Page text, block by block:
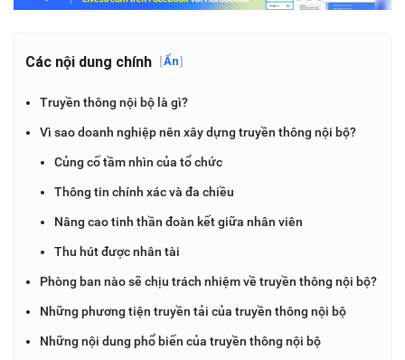
Các nội dung chính [Ẩn]
Truyền thông nội bộ là gì?
Vì sao doanh nghiệp nên xây dựng truyền thông nội bộ?
Củng cố tầm nhìn của tổ chức
Thông tin chính xác và đa chiều
Nâng cao tinh thần đoàn kết giữa nhân viên
Thu hút được nhân tài
Phòng ban nào sẽ chịu trách nhiệm về truyền thông nội bộ?
Những phương tiện truyền tải của truyền thông nội bộ
Những nội dung phổ biến của truyền thông nội bộ